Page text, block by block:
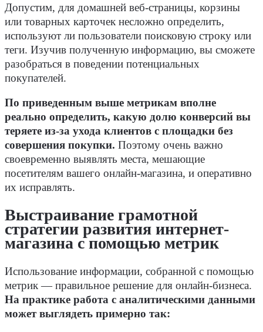
Допустим, для домашней веб-страницы, корзины
или товарных карточек несложно определить,
используют ли пользователи поисковую строку или
теги. Изучив полученную информацию, вы сможете
разобраться в поведении потенциальных
покупателей.
По приведенным выше метрикам вполне
реально определить, какую долю конверсий вы
теряете из-за ухода клиентов с площадки без
совершения покупки. Поэтому очень важно
своевременно выявлять места, мешающие
посетителям вашего онлайн-магазина, и оперативно
их исправлять.
Выстраивание грамотной
стратегии развития интернет-
магазина с помощью метрик
Использование информации, собранной с помощью
метрик — правильное решение для онлайн-бизнеса.
На практике работа с аналитическими данными
может выглядеть примерно так: